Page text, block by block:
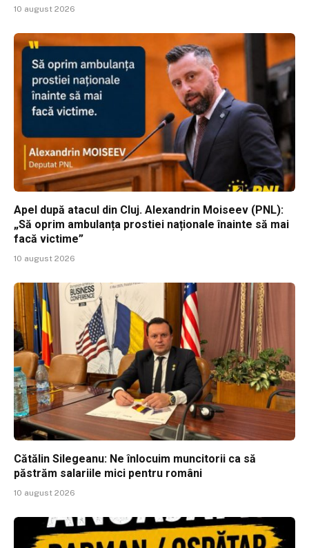
10 august 2026
Apel după atacul din Cluj. Alexandrin Moiseev (PNL):
„Să oprim ambulanța prostiei naționale înainte să mai
facă victime”
10 august 2026
Cătălin Silegeanu: Ne înlocuim muncitorii ca să
păstrăm salariile mici pentru români
10 august 2026